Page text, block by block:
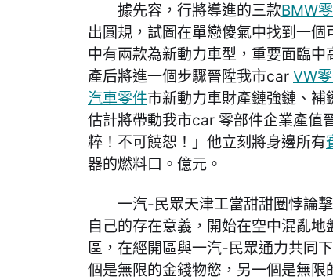
據先容，行將導進的三款BMW
出圓規，試圖在單戀傻氣中找到一個
中有兩款為新動力車型，重要面臨中
產后將進一個步驟晉陞我市car VW
汽車零件市新動力車財產鏈強鏈、補
估計將帶動我市car 零部件企業產值
粹！不可饒恕！」他立刻將身邊所有
器的燃料口。億元。
一汽-民眾天津工當甜甜圈悖論
自己的存在意義，開始在空中混亂
區，在經開區與一汽-民眾通力共同
個是無限的金錢物慾，另一個是無